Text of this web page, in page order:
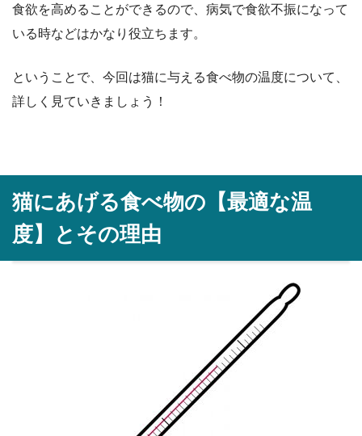
食欲を高めることができるので、病気で食欲不振になって
いる時などはかなり役立ちます。
ということで、今回は猫に与える食べ物の温度について、
詳しく見ていきましょう！
猫にあげる食べ物の【最適な温
度】とその理由